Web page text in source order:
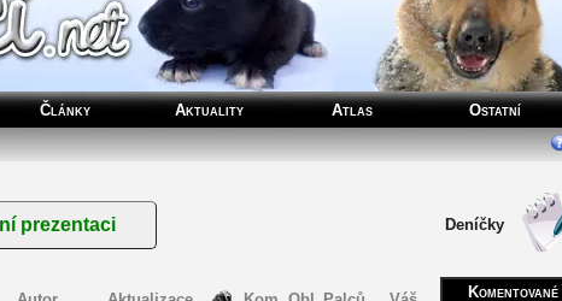
Články Aktuality Atlas
Ostatní
Deníčky
Komentované